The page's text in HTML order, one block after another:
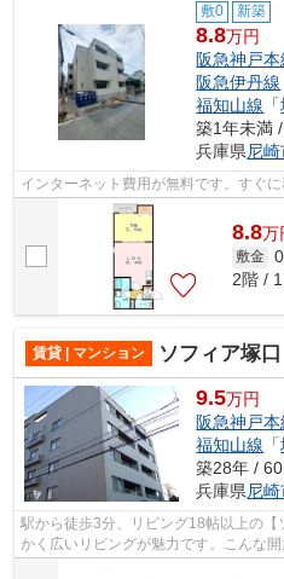
敷0 新築
8.8万円
阪急神戸本
阪急伊丹線
福知山線 「
築1年未満
兵庫県尼
インターネット費用が無料です。すぐに
8.8万
敷金
2階 /
賃貸 | マンション ソフィア塚口
9.5万円
阪急神戸本
福知山線 「
築28年 /
兵庫県尼
駅から徒歩3分、リビング18帖以上の
かく広いリビングが魅力です。こんな
ね。そして塚口駅から徒歩3分という立